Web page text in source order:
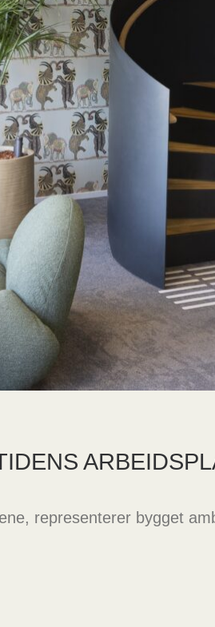
representerer bygget